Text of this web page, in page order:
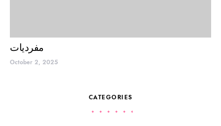
مفردیات
October 2, 2025
CATEGORIES